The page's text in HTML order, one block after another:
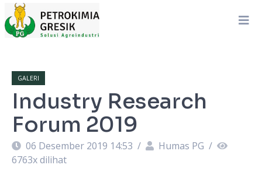
GALERI
Industry Research
Forum 2019
06 Desember 2019 14:53 / Humas PG /
6763x dilihat